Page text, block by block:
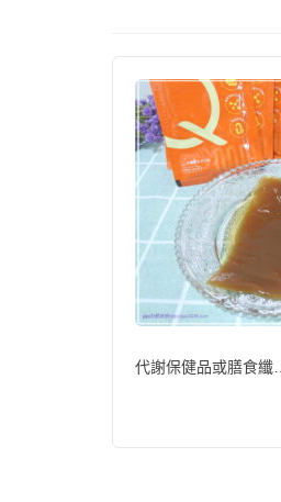
代謝保健品或膳食纖…